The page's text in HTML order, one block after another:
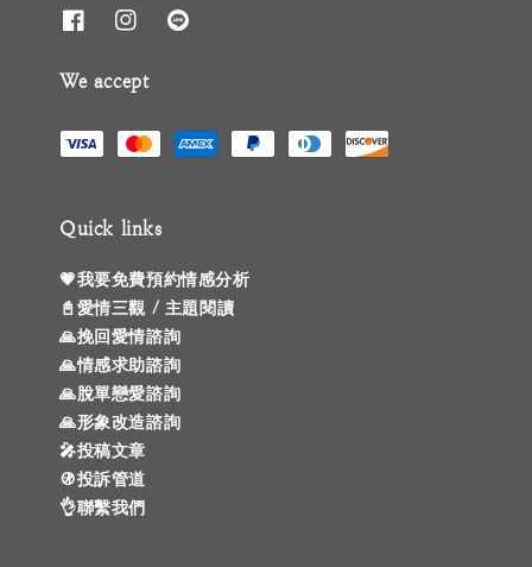
We accept
Quick links
💗我要免費預約情感分析
📓愛情三觀 / 主題閱讀
🙏挽回愛情諮詢
🙏情感求助諮詢
🙏脫單戀愛諮詢
🙏形象改造諮詢
🎤投稿文章
🚯投訴管道
👌聯繫我們